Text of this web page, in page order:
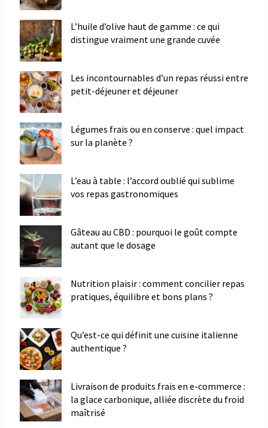
L’huile d’olive haut de gamme : ce qui
distingue vraiment une grande cuvée
Les incontournables d’un repas réussi entre
petit-déjeuner et déjeuner
Légumes frais ou en conserve : quel impact
sur la planète ?
L’eau à table : l’accord oublié qui sublime
vos repas gastronomiques
Gâteau au CBD : pourquoi le goût compte
autant que le dosage
Nutrition plaisir : comment concilier repas
pratiques, équilibre et bons plans ?
Qu’est-ce qui définit une cuisine italienne
authentique ?
Livraison de produits frais en e-commerce :
la glace carbonique, alliée discrète du froid
maîtrisé